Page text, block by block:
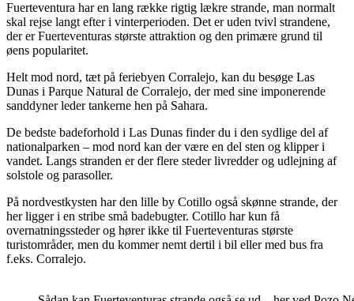
Fuerteventura har en lang række rigtig lækre strande, man normalt
skal rejse langt efter i vinterperioden. Det er uden tvivl strandene,
der er Fuerteventuras største attraktion og den primære grund til
øens popularitet.
Helt mod nord, tæt på feriebyen Corralejo, kan du besøge Las
Dunas i Parque Natural de Corralejo, der med sine imponerende
sanddyner leder tankerne hen på Sahara.
De bedste badeforhold i Las Dunas finder du i den sydlige del af
nationalparken – mod nord kan der være en del sten og klipper i
vandet. Langs stranden er der flere steder livredder og udlejning af
solstole og parasoller.
På nordvestkysten har den lille by Cotillo også skønne strande, der
her ligger i en stribe små badebugter. Cotillo har kun få
overnatningssteder og hører ikke til Fuerteventuras største
turistområder, men du kommer nemt dertil i bil eller med bus fra
f.eks. Corralejo.